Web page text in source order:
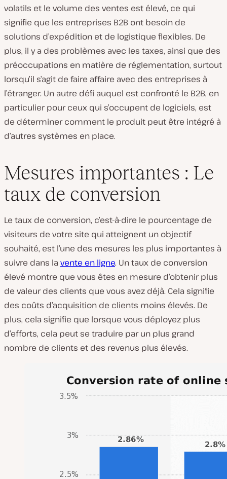
volatils et le volume des ventes est élevé, ce qui
signifie que les entreprises B2B ont besoin de
solutions d’expédition et de logistique flexibles. De
plus, il y a des problèmes avec les taxes, ainsi que des
préoccupations en matière de réglementation, surtout
lorsqu’il s’agit de faire affaire avec des entreprises à
l’étranger. Un autre défi auquel est confronté le B2B, en
particulier pour ceux qui s’occupent de logiciels, est
de déterminer comment le produit peut être intégré à
d’autres systèmes en place.
Mesures importantes : Le
taux de conversion
Le taux de conversion, c’est-à-dire le pourcentage de
visiteurs de votre site qui atteignent un objectif
souhaité, est l’une des mesures les plus importantes à
suivre dans la vente en ligne. Un taux de conversion
élevé montre que vous êtes en mesure d’obtenir plus
de valeur des clients que vous avez déjà. Cela signifie
des coûts d’acquisition de clients moins élevés. De
plus, cela signifie que lorsque vous déployez plus
d’efforts, cela peut se traduire par un plus grand
nombre de clients et des revenus plus élevés.